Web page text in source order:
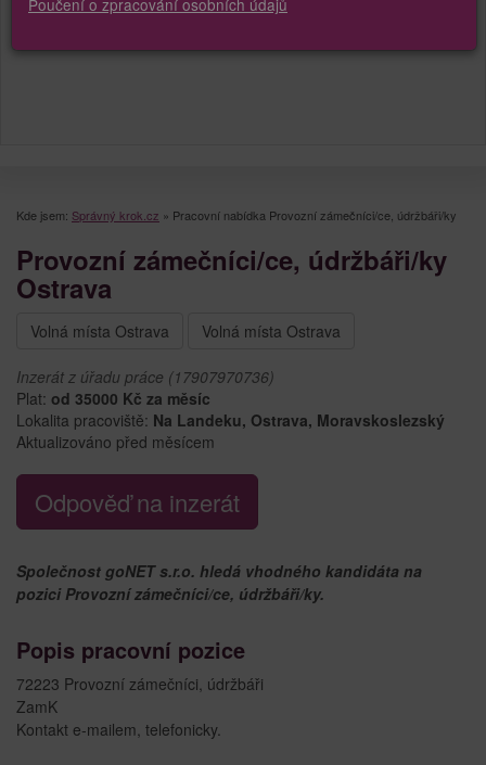
Kde jsem: Správný krok.cz » Pracovní nabídka Provozní zámečníci/ce, údržbáři/ky
Provozní zámečníci/ce, údržbáři/ky
Ostrava
Volná místa Ostrava Volná místa Ostrava
Inzerát z úřadu práce (17907970736)
Plat: od 35000 Kč za měsíc
Lokalita pracoviště: Na Landeku, Ostrava, Moravskoslezský
Aktualizováno před měsícem
Odpověď na inzerát
Společnost goNET s.r.o. hledá vhodného kandidáta na
pozici Provozní zámečníci/ce, údržbáři/ky.
Popis pracovní pozice
72223 Provozní zámečníci, údržbáři
ZamK
Kontakt e-mailem, telefonicky.
Poučení o zpracování osobních údajů